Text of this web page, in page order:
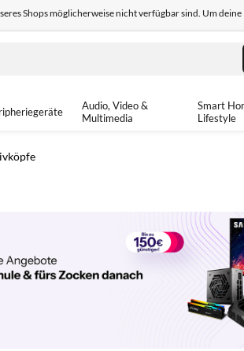
Shops möglicherweise nicht verfügbar sind. Um
14-
Audio, Video &
Multimedia
Smart
Lifestyle